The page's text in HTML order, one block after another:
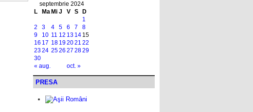
septembrie 2024
L
Ma Mi J V S D
« aug. oct. »
1
2
3 4 5 6 7
8
9
10 11 12 13 14 15
16 17 18 192021 22
2324 2526 27 2829
30
PRESA